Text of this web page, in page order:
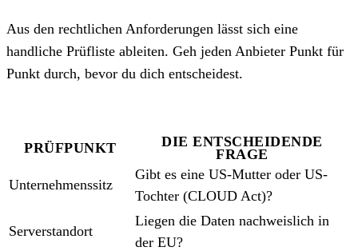
Aus den rechtlichen Anforderungen lässt sich eine
handliche Prüfliste ableiten. Geh jeden Anbieter Punkt für
Punkt durch, bevor du dich entscheidest.
PRÜFPUNKT
DIE ENTSCHEIDENDE
FRAGE
Unternehmenssitz
Gibt es eine US-Mutter oder US-
Tochter (CLOUD Act)?
Serverstandort
Liegen die Daten nachweislich in
der EU?